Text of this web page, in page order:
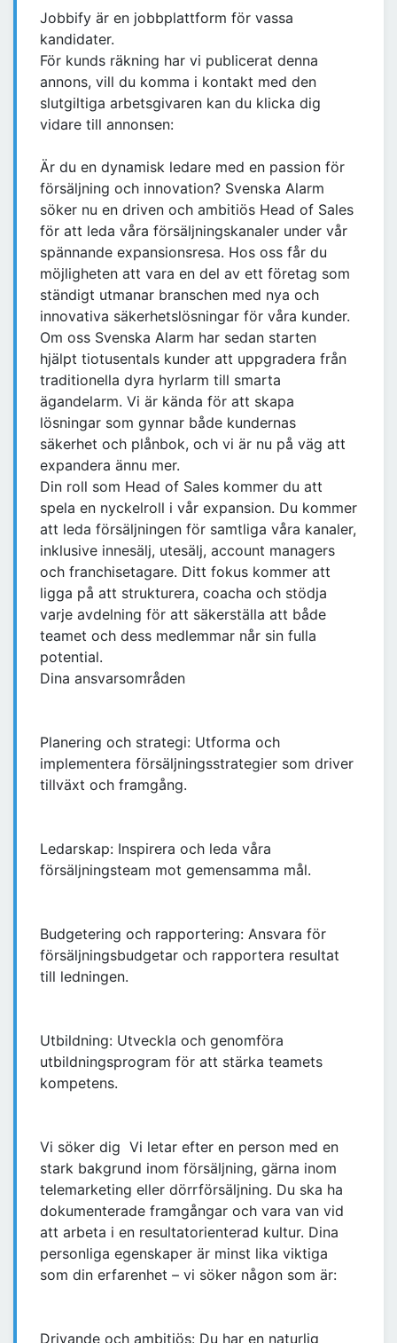
Jobbify är en jobbplattform för vassa
kandidater.
För kunds räkning har vi publicerat denna
annons, vill du komma i kontakt med den
slutgiltiga arbetsgivaren kan du klicka dig
vidare till annonsen:
Är du en dynamisk ledare med en passion för
försäljning och innovation? Svenska Alarm
söker nu en driven och ambitiös Head of Sales
för att leda våra försäljningskanaler under vår
spännande expansionsresa. Hos oss får du
möjligheten att vara en del av ett företag som
ständigt utmanar branschen med nya och
innovativa säkerhetslösningar för våra kunder.
Om oss Svenska Alarm har sedan starten
hjälpt tiotusentals kunder att uppgradera från
traditionella dyra hyrlarm till smarta
ägandelarm. Vi är kända för att skapa
lösningar som gynnar både kundernas
säkerhet och plånbok, och vi är nu på väg att
expandera ännu mer.
Din roll som Head of Sales kommer du att
spela en nyckelroll i vår expansion. Du kommer
att leda försäljningen för samtliga våra kanaler,
inklusive innesälj, utesälj, account managers
och franchisetagare. Ditt fokus kommer att
ligga på att strukturera, coacha och stödja
varje avdelning för att säkerställa att både
teamet och dess medlemmar når sin fulla
potential.
Dina ansvarsområden
Planering och strategi: Utforma och
implementera försäljningsstrategier som driver
tillväxt och framgång.
Ledarskap: Inspirera och leda våra
försäljningsteam mot gemensamma mål.
Budgetering och rapportering: Ansvara för
försäljningsbudgetar och rapportera resultat
till ledningen.
Utbildning: Utveckla och genomföra
utbildningsprogram för att stärka teamets
kompetens.
Vi söker dig Vi letar efter en person med en
stark bakgrund inom försäljning, gärna inom
telemarketing eller dörrförsäljning. Du ska ha
dokumenterade framgångar och vara van vid
att arbeta i en resultatorienterad kultur. Dina
personliga egenskaper är minst lika viktiga
som din erfarenhet – vi söker någon som är:
Drivande och ambitiös: Du har en naturlig